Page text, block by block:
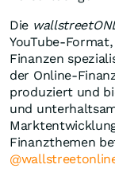
Die
YouTube-
Finanzen
der Online-
produziert und
und
Finanzthemen